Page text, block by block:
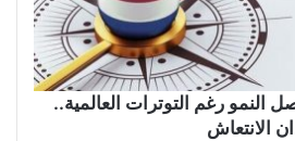
النمو رغم التوترات العالمية..
الانتعاش